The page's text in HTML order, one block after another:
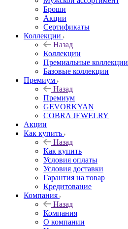
Броши
Акции
Сертификаты
Коллекции
Назад
Коллекции
Премиальные коллекции
Базовые коллекции
Премиум
Назад
Премиум
GEVORKYAN
COBRA JEWELRY
Акции
Как купить
Назад
Как купить
Условия оплаты
Условия доставки
Гарантия на товар
Кредитование
Компания
Назад
Компания
О компании